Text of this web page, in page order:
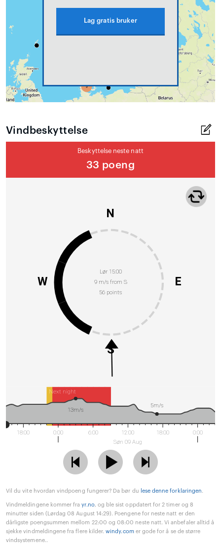
Lag gratis bruker
Vindbeskyttelse
Beskyttelse neste natt
33 poeng
Lør 15:00
9 m/s from S
56 points
N
E
S
W
Next night
18:00 0:00 6:00
12:00
Søn 09 Aug
18:00 0:00
13m/s
5m/s
Vil du vite hvordan vindpoeng fungerer? Da bør du lese denne forklaringen.
Vindmeldingene kommer frayr.no, og ble sist oppdatert for 2 timer og 8
minutter siden (Lørdag 08 August 14:29). Poengene for neste natt er den
dårligste poengsummen mellom 22:00 og 08:00 neste natt. Vi anbefaler alltid å
sjekke vindmeldingene fra flere kilder.windy.comer gode for å se de større
vindsystemene..